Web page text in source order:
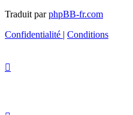
Traduit parphpBB-fr.com
Confidentialité | Conditions